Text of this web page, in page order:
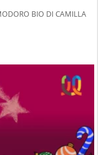
BIO DI CAMILLA